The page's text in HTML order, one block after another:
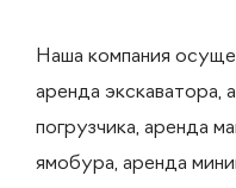
Наша компания
аренда экскаватора,
погрузчика, аренда
ямобура, аренда